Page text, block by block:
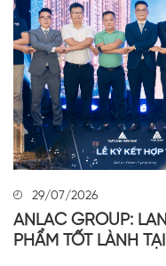
29/07/2026
ANLAC GROUP:
PHẨM TỐT LÀNH